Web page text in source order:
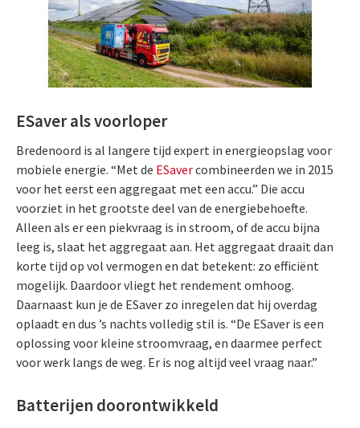
ESaver als voorloper
Bredenoord is al langere tijd expert in energieopslag voor
mobiele energie. “Met de ESavercombineerden we in 2015
voor het eerst een aggregaat met een accu.” Die accu
voorziet in het grootste deel van de energiebehoefte.
Alleen als er een piekvraag is in stroom, of de accu bijna
leeg is, slaat het aggregaat aan. Het aggregaat draait dan
korte tijd op vol vermogen en dat betekent: zo efficiënt
mogelijk. Daardoor vliegt het rendement omhoog.
Daarnaast kun je de ESaver zo inregelen dat hij overdag
oplaadt en dus ’s nachts volledig stil is. “De ESaver is een
oplossing voor kleine stroomvraag, en daarmee perfect
voor werk langs de weg. Er is nog altijd veel vraag naar.”
Batterijen doorontwikkeld